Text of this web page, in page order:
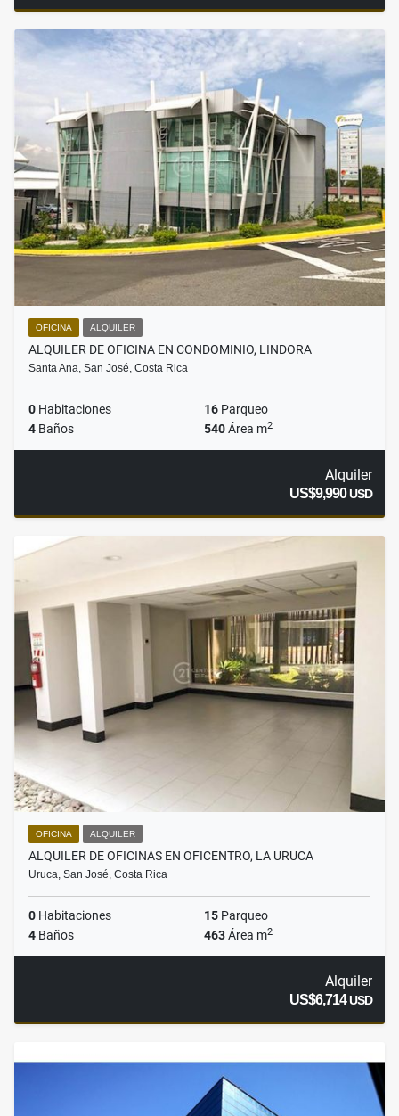
OFICINA ALQUILER
ALQUILER DE OFICINA EN CONDOMINIO, LINDORA
Santa Ana, San José, Costa Rica
0 Habitaciones 16 Parqueo
4 Baños 540Área m2
Alquiler
US$9,990USD
OFICINA ALQUILER
ALQUILER DE OFICINAS EN OFICENTRO, LA URUCA
Uruca, San José, Costa Rica
0 Habitaciones 15 Parqueo
4 Baños 463Área m2
Alquiler
US$6,714USD